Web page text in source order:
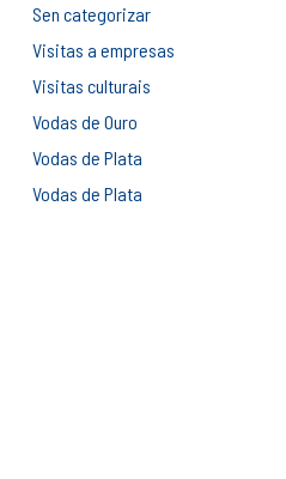
Sen categorizar
Visitas a empresas
Visitas culturais
Vodas de Ouro
Vodas de Plata
Vodas de Plata